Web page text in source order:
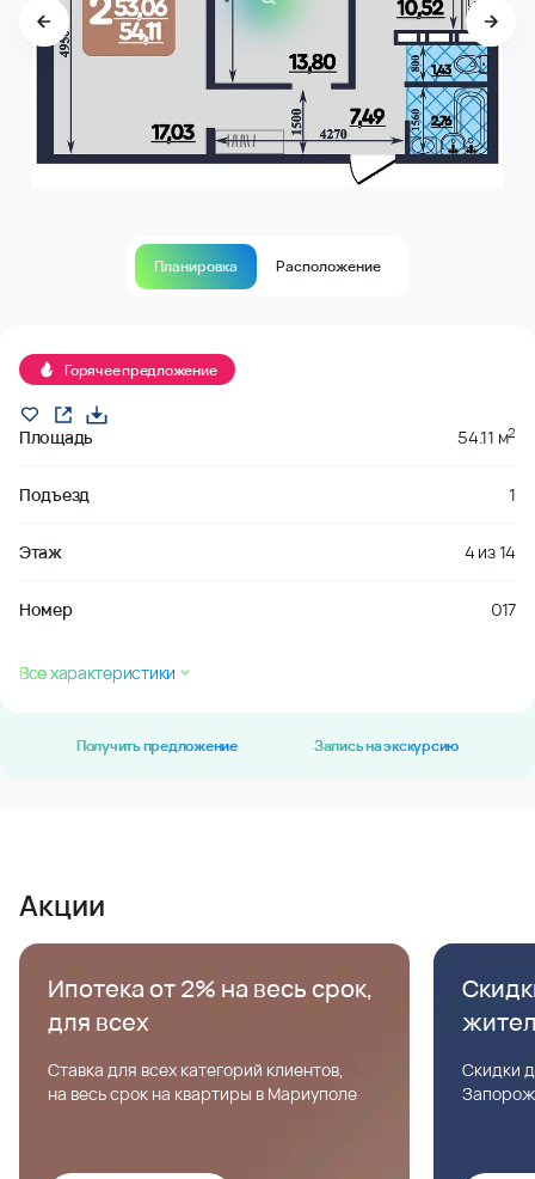
Планировка Расположение
Горячее предложение
Площадь 54.11 м2
Подъезд 1
Этаж 4 из14
Номер 017
Все характеристики
Получить предложение Запись на экскурсию
Акции
Ипотека от 2% на весь срок,
для всех
Ставка для всех категорий клиентов,
на весь срок на квартиры в Мариуполе
Скидки